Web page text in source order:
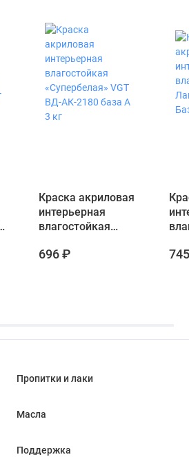
Краска акриловая
интерьерная
влагостойкая
ВД-АК-2180 база А
696 ₽
Пропитки и лаки
Масла
Поддержка